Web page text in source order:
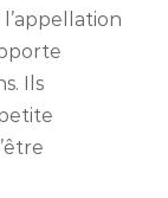
Ils